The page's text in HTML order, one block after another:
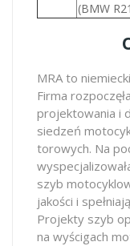
(BMW
MRA to
Firma
projektowania i
siedzeń
torowych. Na
szyb
jakości i
Projekty szyb
na wyścigach